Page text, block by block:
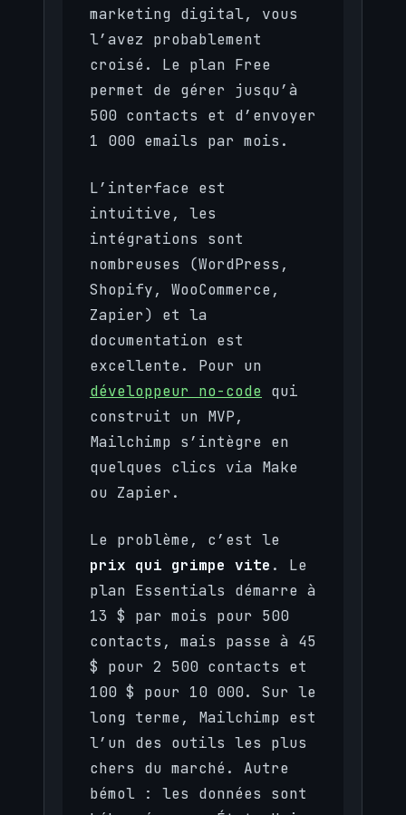
marketing digital, vous
l’avez probablement
croisé. Le plan Free
permet de gérer jusqu’à
500 contacts et d’envoyer
1 000 emails par mois.
L’interface est
intuitive, les
intégrations sont
nombreuses (WordPress,
Shopify, WooCommerce,
Zapier) et la
documentation est
excellente. Pour un
développeur no-code qui
construit un MVP,
Mailchimp s’intègre en
quelques clics via Make
ou Zapier.
Le problème, c’est le
prix qui grimpe vite . Le
plan Essentials démarre à
13 $ par mois pour 500
contacts, mais passe à 45
$ pour 2 500 contacts et
100 $ pour 10 000. Sur le
long terme, Mailchimp est
l’un des outils les plus
chers du marché. Autre
bémol : les données sont